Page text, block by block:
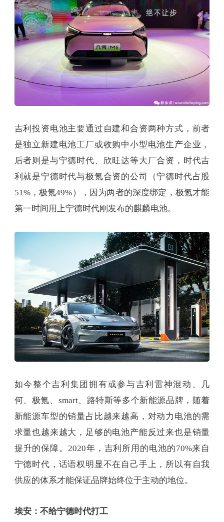
吉利投资电池主要通过自建和合资两种方式，前者
是独立新建电池工厂或收购中小型电池生产企业，
后者则是与宁德时代、欣旺达等大厂合资，时代吉
利就是宁德时代与极氪合资的公司（宁德时代占股
51%，极氪49%），因为两者的深度绑定，极氪才能
第一时间用上宁德时代刚发布的麒麟电池。
如今整个吉利集团拥有或参与吉利雷神混动、几
何、极氪、smart、路特斯等多个新能源品牌，随着
新能源车型的销量占比越来越高，对动力电池的需
求量也越来越大，足够的电池产能反过来也是销量
提升的保障。2020年，吉利所用的电池的70%来自
宁德时代，话语权明显不在自己手上，所以有自我
供应的体系才能保证品牌始终位于主动的地位。
埃安：不给宁德时代打工